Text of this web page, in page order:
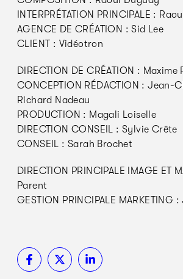
INTERPRÉTATION PRINCIPALE :
AGENCE DE CRÉATION : Sid Lee
CLIENT : Vidéotron
DIRECTION DE CRÉATION : Maxime
CONCEPTION RÉDACTION : Jean-
Richard Nadeau
PRODUCTION : Magali Loiselle
DIRECTION CONSEIL : Sylvie Crête
CONSEIL : Sarah Brochet
DIRECTION PRINCIPALE IMAGE ET
Parent
GESTION PRINCIPALE MARKETING